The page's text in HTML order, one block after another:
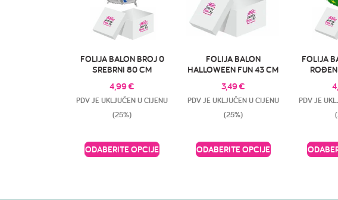
FOLIJA BALON BROJ 0
SREBRNI 80 CM
4,99€
PDV JE UKLJUČEN U CIJENU
(25%)
ODABERITE OPCIJE
FOLIJA BALON
HALLOWEEN FUN 43 CM
3,49€
PDV JE UKLJUČEN U CIJENU
(25%)
ODABERITE OPCIJE
FOLIJA
PDV JE